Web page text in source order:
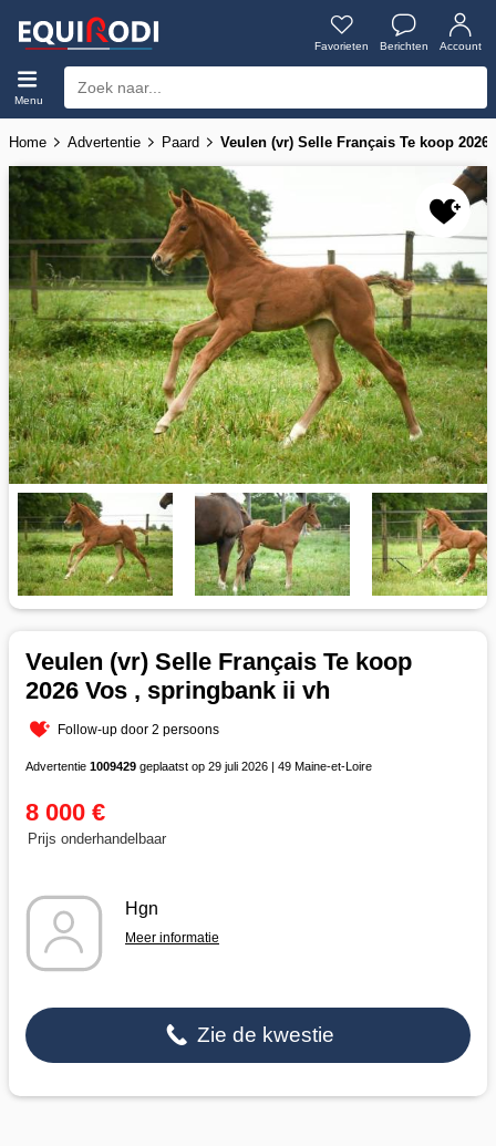
Favorieten Berichten Account
Menu
Home Advertentie Paard Veulen (vr) Selle Français Te koop
Veulen (vr) Selle Français Te koop
2026 Vos , springbank ii vh
Follow-up door 2 persoons
Advertentie 1009429 geplaatst op 29 juli 2026 | 49 Maine-et-Loire
8 000 €
Prijs onderhandelbaar
Hgn
Meer informatie
Zie de kwestie